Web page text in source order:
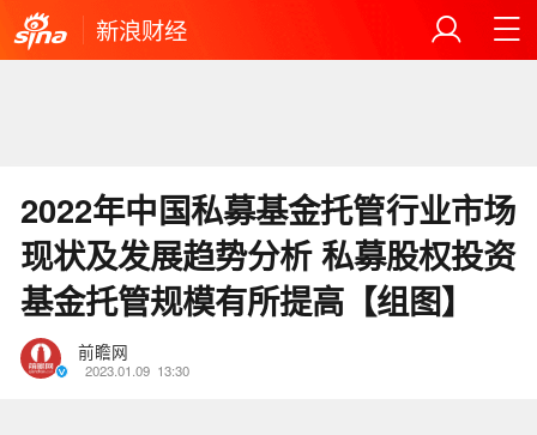
新浪财经
2022年中国私募基金托管行业市场
现状及发展趋势分析 私募股权投资
基金托管规模有所提高【组图】
前瞻网
2023.01.09 13:30